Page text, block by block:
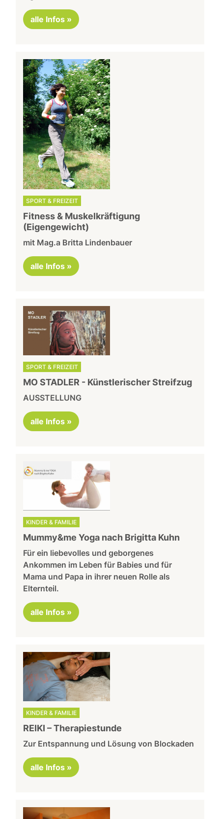
alle Infos »
SPORT & FREIZEIT
Fitness & Muskelkräftigung
(Eigengewicht)
mit Mag.a Britta Lindenbauer
alle Infos »
SPORT & FREIZEIT
MO STADLER - Künstlerischer Streifzug
AUSSTELLUNG
alle Infos »
KINDER & FAMILIE
Mummy&me Yoga nach Brigitta Kuhn
Für ein liebevolles und geborgenes
Ankommen im Leben für Babies und für
Mama und Papa in ihrer neuen Rolle als
Elternteil.
alle Infos »
KINDER & FAMILIE
REIKI – Therapiestunde
Zur Entspannung und Lösung von Blockaden
alle Infos »